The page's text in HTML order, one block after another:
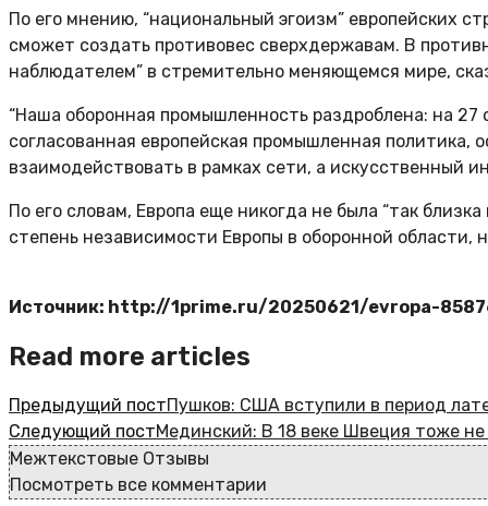
По его мнению, “национальный эгоизм” европейских
сможет создать противовес сверхдержавам. В
наблюдателем” в стремительно меняющемся мире,
“Наша оборонная промышленность раздроблена: на
согласованная европейская промышленная
взаимодействовать в рамках сети, а искусственный
По его словам, Европа еще никогда не была “так
степень независимости Европы в оборонной области,
Источник: http://1prime.ru/20250621/evropa-
Read more articles
Предыдущий постПушков: США вступили в период
Следующий постМединский: В 18 веке Швеция тоже
Межтекстовые Отзывы
Посмотреть все комментарии